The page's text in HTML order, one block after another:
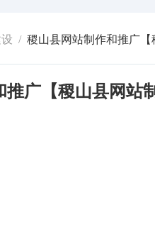
/ 稷山县网站制作和推广
推广【稷山县网站